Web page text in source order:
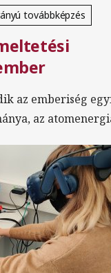
továbbképzés
az emberiség
az